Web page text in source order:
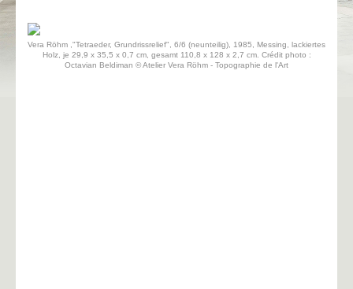
Vera Röhm ,"Tetraeder, Grundrissrelief", 6/6 (neunteilig), 1985, Messing, lackiertes
Holz, je 29,9 x 35,5 x 0,7 cm, gesamt 110,8 x 128 x 2,7 cm. Crédit photo :
Octavian Beldiman © Atelier Vera Röhm - Topographie de l'Art